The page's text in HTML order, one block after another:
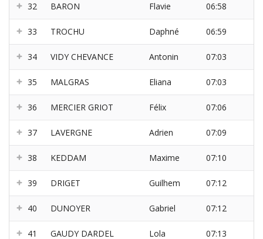
32 BARON Flavie 06:58
33 TROCHU Daphné 06:59
34 VIDY CHEVANCE Antonin 07:03
35 MALGRAS Eliana 07:03
36 MERCIER GRIOT Félix 07:06
37 LAVERGNE Adrien 07:09
38 KEDDAM Maxime 07:10
39 DRIGET Guilhem 07:12
40 DUNOYER Gabriel 07:12
41 GAUDY DARDEL Lola 07:13